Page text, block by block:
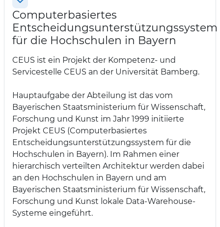
Einklappen
Computerbasiertes
Entscheidungsunterstützungssystem
für die Hochschulen in Bayern
CEUS ist ein Projekt der Kompetenz- und
Servicestelle CEUS an der Universität Bamberg.
Hauptaufgabe der Abteilung ist das vom
Bayerischen Staatsministerium für Wissenschaft,
Forschung und Kunst im Jahr 1999 initiierte
Projekt CEUS (Computerbasiertes
Entscheidungsunterstützungssystem für die
Hochschulen in Bayern). Im Rahmen einer
hierarchisch verteilten Architektur werden dabei
an den Hochschulen in Bayern und am
Bayerischen Staatsministerium für Wissenschaft,
Forschung und Kunst lokale Data-Warehouse-
Systeme eingeführt.